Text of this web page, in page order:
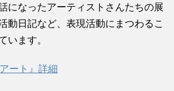
になったアーティストさんたちの展
動日記など、表現活動にまつわるこ
います。
ート』詳細